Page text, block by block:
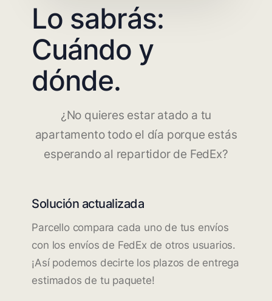
Lo sabrás:
Cuándo y
dónde.
¿No quieres estar atado a tu
apartamento todo el día porque estás
esperando al repartidor de FedEx?
Solución actualizada
Parcello compara cada uno de tus envíos
con los envíos de FedEx de otros usuarios.
¡Así podemos decirte los plazos de entrega
estimados de tu paquete!